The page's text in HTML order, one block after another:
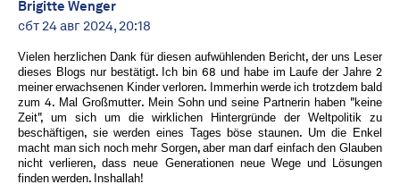
Brigitte Wenger
сбт 24 авг 2024, 20:18
Vielen herzlichen Dank für diesen aufwühlenden Bericht, der uns Leser
dieses Blogs nur bestätigt. Ich bin 68 und habe im Laufe der Jahre 2
meiner erwachsenen Kinder verloren. Immerhin werde ich trotzdem bald
zum 4. Mal Großmutter. Mein Sohn und seine Partnerin haben "keine
Zeit", um sich um die wirklichen Hintergründe der Weltpolitik zu
beschäftigen, sie werden eines Tages böse staunen. Um die Enkel
macht man sich noch mehr Sorgen, aber man darf einfach den Glauben
nicht verlieren, dass neue Generationen neue Wege und Lösungen
finden werden. Inshallah!